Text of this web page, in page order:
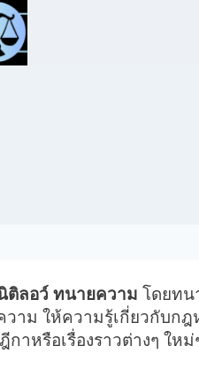
ติลอว์ ทนายความ โดยทน
าม ให้ความรู้เกี่ยวกับกฎ
าหรือเรื่องราวต่างๆ ให